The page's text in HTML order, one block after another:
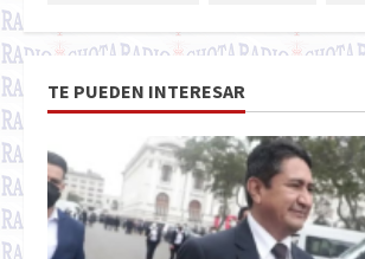
TE PUEDEN INTERESAR